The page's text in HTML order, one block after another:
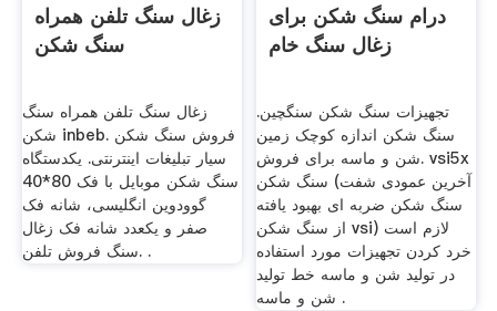
زغال سنگ تلفن همراه
سنگ شکن
زغال سنگ تلفن همراه سنگ
شکن inbeb. فروش سنگ شکن
سیار تبلیغات اینترنتی. یکدستگاه
سنگ شکن موبایل با فک 80*40
گوودوین انگلیسی، شانه فک
صفر و یکعدد شانه فک زغال
سنگ فروش تلفن. .
درام سنگ شکن برای
زغال سنگ خام
تجهیزات سنگ شکن سنگچین.
سنگ شکن اندازه کوچک زمین
شن و ماسه برای فروش. vsi5x
سنگ شکن (آخرین عمودی شفت
سنگ شکن ضربه ای بهبود یافته
از سنگ شکن vsi) لازم است
خرد کردن تجهیزات مورد استفاده
در تولید شن و ماسه خط تولید
شن و ماسه .